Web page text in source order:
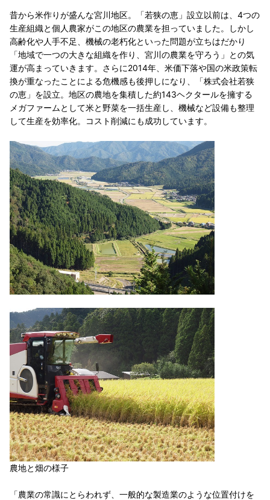
昔から米作りが盛んな宮川地区。「若狭の恵」設立以前は、4つの
生産組織と個人農家がこの地区の農業を担っていました。しかし
高齢化や人手不足、機械の老朽化といった問題が立ちはだかり
「地域で一つの大きな組織を作り、宮川の農業を守ろう」との気
運が高まっていきます。さらに2014年、米価下落や国の米政策転
換が重なったことによる危機感も後押しになり、「株式会社若狭
の恵」を設立。地区の農地を集積した約143ヘクタールを擁する
メガファームとして米と野菜を一括生産し、機械など設備も整理
して生産を効率化。コスト削減にも成功しています。
農地と畑の様子
「農業の常識にとらわれず、一般的な製造業のような位置付けを